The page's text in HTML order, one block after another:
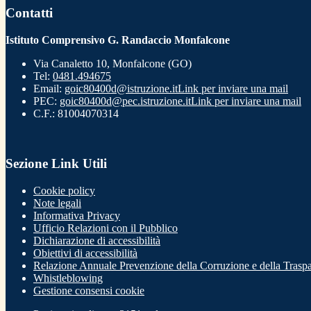
Contatti
Istituto Comprensivo G. Randaccio Monfalcone
Via Canaletto 10, Monfalcone (GO)
Tel: 0481.494675
Email: goic80400d@istruzione.itLink per inviare una mail
PEC: goic80400d@pec.istruzione.itLink per inviare una mail
C.F.: 81004070314
Sezione Link Utili
Cookie policy
Note legali
Informativa Privacy
Ufficio Relazioni con il Pubblico
Dichiarazione di accessibilità
Obiettivi di accessibilità
Relazione Annuale Prevenzione della Corruzione e della
Whistleblowing
Gestione consensi cookie